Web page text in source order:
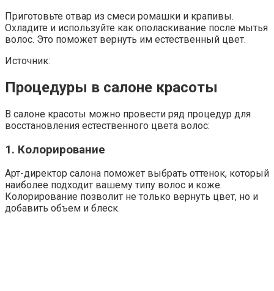
Приготовьте отвар из смеси ромашки и крапивы.
Охладите и используйте как ополаскивание после мытья
волос. Это поможет вернуть им естественный цвет.
Источник:
Процедуры в салоне красоты
В салоне красоты можно провести ряд процедур для
восстановления естественного цвета волос:
1. Колорирование
Арт-директор салона поможет выбрать оттенок, который
наиболее подходит вашему типу волос и коже.
Колорирование позволит не только вернуть цвет, но и
добавить объем и блеск.